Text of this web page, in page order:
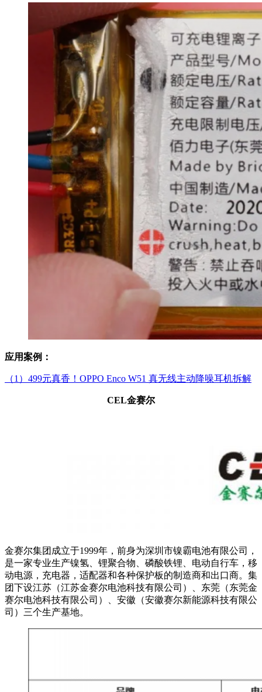
应用案例：
（1）499元真香！OPPO Enco W51 真无线主动降噪耳机拆解
CEL金赛尔
金赛尔集团成立于1999年，前身为深圳市镍霸电池有限公司，
是一家专业生产镍氢、锂聚合物、磷酸铁锂、电动自行车，移
动电源，充电器，适配器和各种保护板的制造商和出口商。集
团下设江苏（江苏金赛尔电池科技有限公司）、东莞（东莞金
赛尔电池科技有限公司）、安徽（安徽赛尔新能源科技有限公
司）三个生产基地。